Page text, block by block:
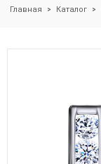
Главная > Каталог >